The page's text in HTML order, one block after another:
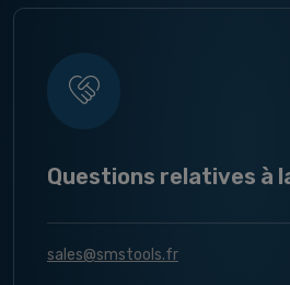
Questions relatives à
sales@smstools.fr